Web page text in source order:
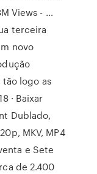
Views - …
terceira
novo
logo as
· Baixar
Dublado,
MKV, MP4
e Sete
de 2.400